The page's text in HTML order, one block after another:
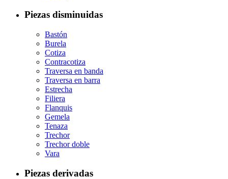
Piezas disminuidas
Bastón
Burela
Cotiza
Contracotiza
Traversa en banda
Traversa en barra
Estrecha
Filiera
Flanquis
Gemela
Tenaza
Trechor
Trechor doble
Vara
Piezas derivadas